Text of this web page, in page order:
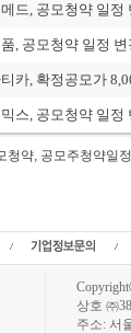
드, 공모청약 일정
, 공모청약 일정 변
카, 확정공모가
스, 공모청약 일정
청약, 공모주청약
상호 ㈜
주소: 서